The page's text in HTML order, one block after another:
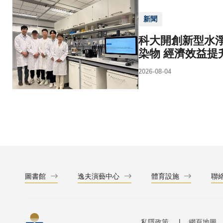
新聞
科大開創新型水
染物 經濟效益提
2026-08-04
圖書館 逸夫演藝中心 體育設施 聯